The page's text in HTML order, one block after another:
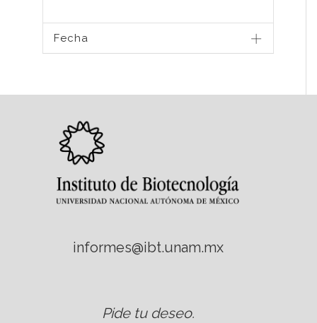
Fecha
informes@ibt.unam.mx
Pide tu deseo.